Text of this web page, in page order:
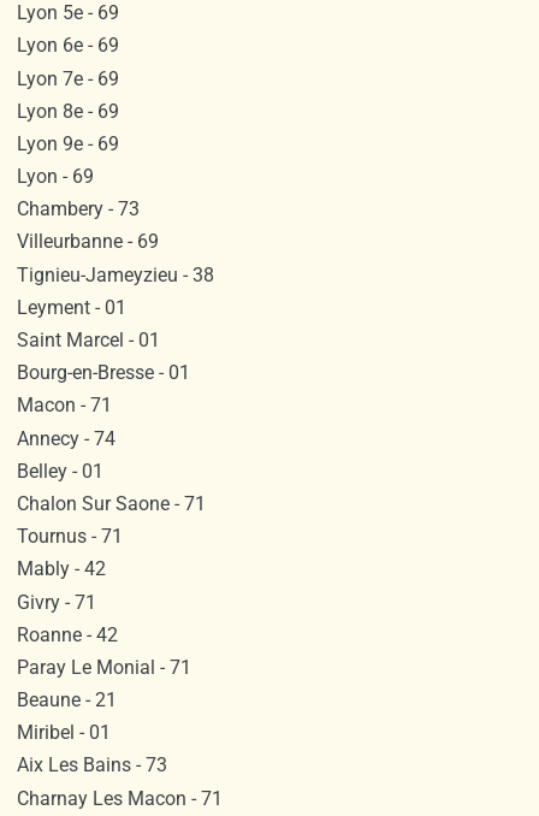
Lyon 5e - 69
Lyon 6e - 69
Lyon 7e - 69
Lyon 8e - 69
Lyon 9e - 69
Lyon - 69
Chambery - 73
Villeurbanne - 69
Tignieu-Jameyzieu - 38
Leyment - 01
Saint Marcel - 01
Bourg-en-Bresse - 01
Macon - 71
Annecy - 74
Belley - 01
Chalon Sur Saone - 71
Tournus - 71
Mably - 42
Givry - 71
Roanne - 42
Paray Le Monial - 71
Beaune - 21
Miribel - 01
Aix Les Bains - 73
Charnay Les Macon - 71